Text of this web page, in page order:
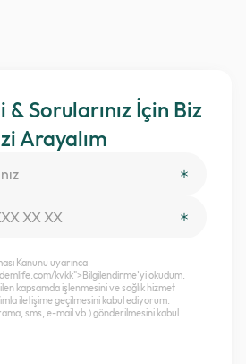
Sorularınız İçin Biz
Arayalım
Kanunu uyarınca
kvkk">Bilgilendirme’yi okudum.
kapsamda işlenmesini ve sağlık hizmet
iletişime geçilmesini kabul ediyorum.
sms, e-mail vb.) gönderilmesini kabul